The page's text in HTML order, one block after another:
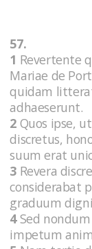
57.
1 Revertente
Mariae de
quidam
adhaeserunt.
2 Quos ipse,
discretus,
suum erat
3 Revera
considerabat
graduum
4Sed
impetum